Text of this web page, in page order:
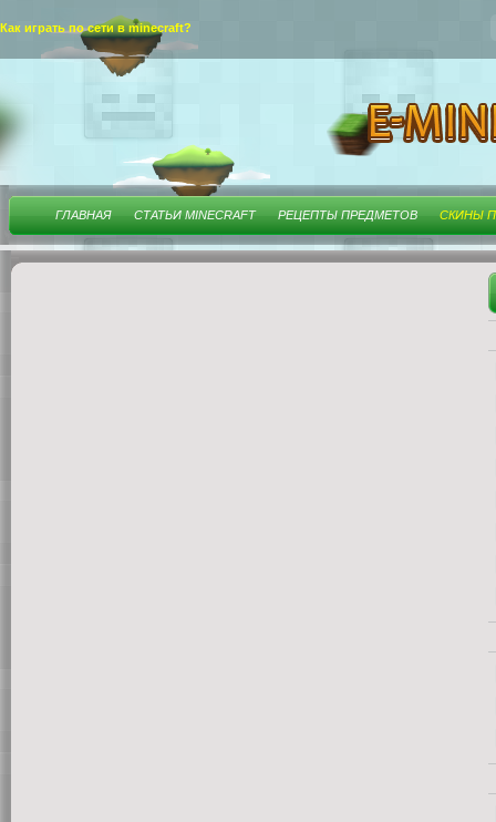
Как играть по сети в minecraft?
ГЛАВНАЯ СТАТЬИ MINECRAFT РЕЦЕПТЫ ПРЕДМЕТОВ СКИНЫ